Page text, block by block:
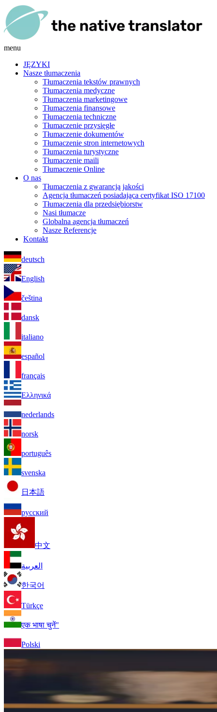
menu
JĘZYKI
Nasze tłumaczenia
Tłumaczenia tekstów prawnych
Tłumaczenia medyczne
Tłumaczenia marketingowe
Tłumaczenia finansowe
Tłumaczenia techniczne
Tłumaczenie przysięgłe
Tłumaczenie dokumentów
Tłumaczenie stron internetowych
Tłumaczenia turystyczne
Tłumaczenie maili
Tłumaczenie Online
O nas
Tłumaczenia z gwarancją jakości
Agencja tłumaczeń posiadająca certyfikat ISO 17100
Tłumaczenia dla przedsiębiorstw
Nasi tłumacze
Globalna agencja tłumaczeń
Nasze Referencje
Kontakt
deutsch
English
čeština
dansk
italiano
español
français
Ελληνικά
nederlands
norsk
português
svenska
日本語
русский
中文
العربية
한국어
Türkçe
एक भाषा चुनें"
Polski